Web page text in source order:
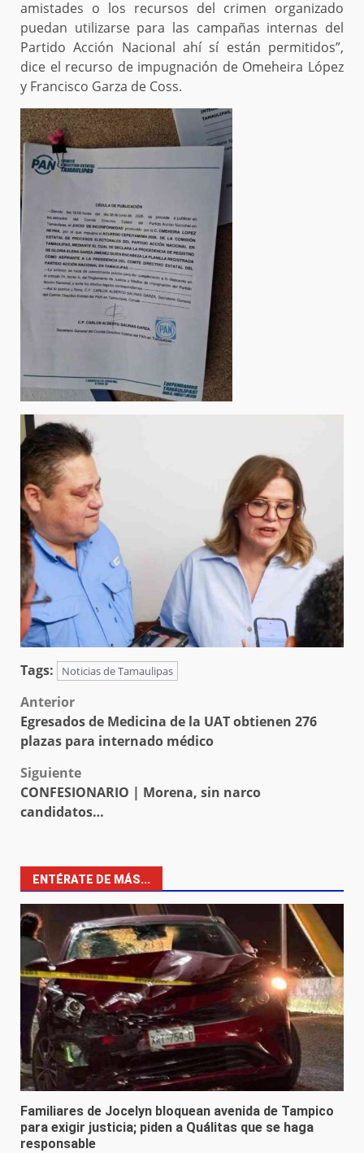
amistades o los recursos del crimen organizado
puedan utilizarse para las campañas internas del
Partido Acción Nacional ahí sí están permitidos”,
dice el recurso de impugnación de Omeheira López
y Francisco Garza de Coss.
Tags: Noticias de Tamaulipas
Post
navigation
Anterior
Egresados de Medicina de la UAT obtienen 276
plazas para internado médico
Siguiente
CONFESIONARIO | Morena, sin narco
candidatos…
ENTÉRATE DE MÁS...
Familiares de Jocelyn bloquean avenida de Tampico
para exigir justicia; piden a Quálitas que se haga
responsable